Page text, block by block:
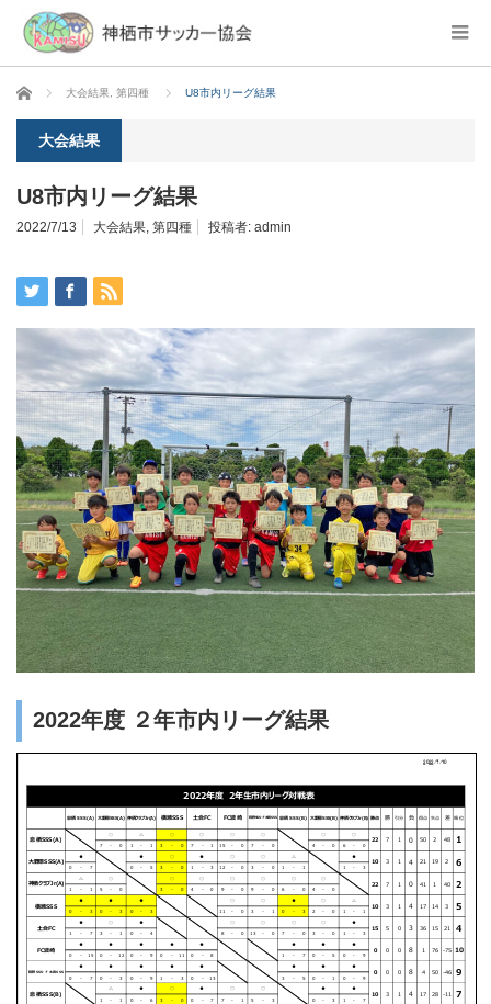
ホーム 大会結果 第四種 U8市内リーグ結果
大会結果
U8市内リーグ結果
2022/7/13 大会結果, 第四種 投稿者: admin
2022年度 ２年市内リーグ結果